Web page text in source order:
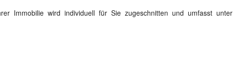
Immobilie wird individuell für Sie zugeschnitten und umfasst unter